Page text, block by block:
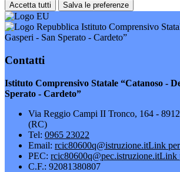
Accetta tutti Salva le preferenze
Istituto Comprensivo
Gasperi - San Sperato - Cardeto”
Contatti
Istituto Comprensivo Statale “Catanoso -
Sperato - Cardeto”
Via Reggio Campi II Tronco, 164 -
(RC)
Tel: 0965 23022
Email: rcic80600q@istruzione.itLink
PEC: rcic80600q@pec.istruzione.itLink
C.F.: 92081380807